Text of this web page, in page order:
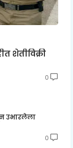
शेतीविक्री
0
उभारलेला
0